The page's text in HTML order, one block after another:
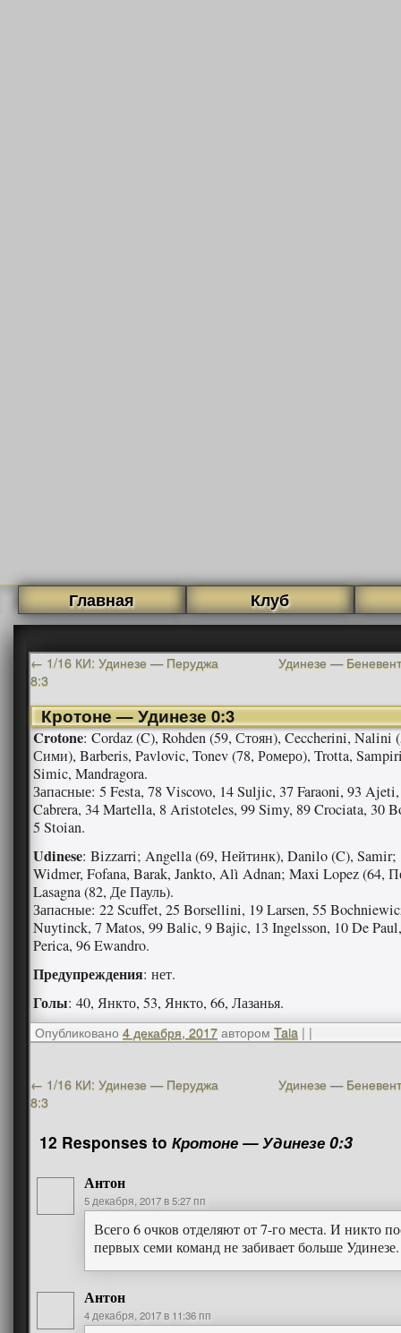
Главная Клуб
← 1/16 КИ: Удинезе — Перуджа
8:3
Удинезе —
Кротоне — Удинезе 0:3
Crotone: Cordaz (C), Rohden (59, Стоян), Ceccherini, Nalini
Сими), Barberis, Pavlovic, Tonev (78, Ромеро), Trotta,
Simic, Mandragora.
Запасные: 5 Festa, 78 Viscovo, 14 Suljic, 37 Faraoni, 93
Cabrera, 34 Martella, 8 Aristoteles, 99 Simy, 89 Crociata, 30
5 Stoian.
Udinese: Bizzarri; Angella (69, Нейтинк), Danilo (C), Samir;
Widmer, Fofana, Barak, Jankto, Alì Adnan; Maxi Lopez (64,
Lasagna (82, Де Пауль).
Запасные: 22 Scuffet, 25 Borsellini, 19 Larsen, 55
Nuytinck, 7 Matos, 99 Balic, 9 Bajic, 13 Ingelsson, 10 De
Perica, 96 Ewandro.
Предупреждения: нет.
Голы: 40, Янкто, 53, Янкто, 66, Лазанья.
Опубликовано4 декабря, 2017автором Taia | |
← 1/16 КИ: Удинезе — Перуджа
8:3
Удинезе —
12 Responses to Кротоне — Удинезе 0:3
Антон
5 декабря, 2017 в 5:27 пп
Всего 6 очков отделяют от 7-го места. И никто
первых семи команд не забивает больше Удинезе.
Антон
4 декабря, 2017 в 11:36 пп